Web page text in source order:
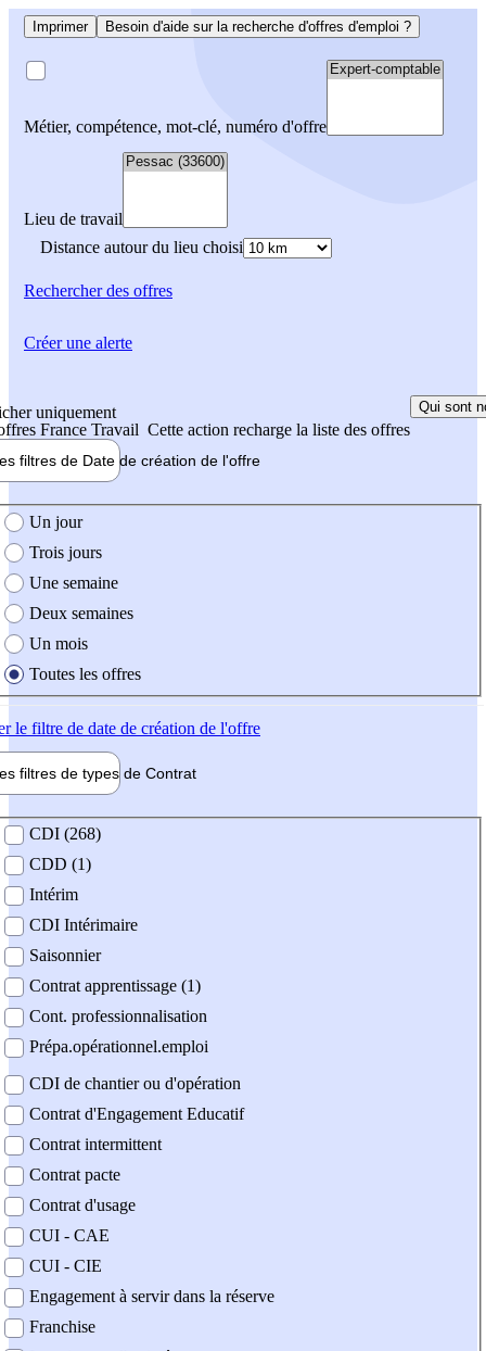
Imprimer Besoin d'aide sur la recherche d'offres d'emploi ?
Métier, compétence, mot-clé, numéro d'offre
Lieu de travail
Distance autour du lieu choisi
Rechercherdes offres
uniquement
France Travail Cette action recharge la liste des offres
Qui sont
filtres de Date de création de l'offre
création de l'offre
Un jour
Trois jours
Une semaine
Deux semaines
Un mois
Toutes les offres
le filtre de date de création de l'offre
filtres de types de Contrat
contrat
CDI (268)
CDD (1)
Intérim
CDI Intérimaire
Saisonnier
Contrat apprentissage (1)
Cont. professionnalisation
Prépa.opérationnel.emploi
CDI de chantier ou d'opération
Contrat d'Engagement Educatif
Contrat intermittent
Contrat pacte
Contrat d'usage
CUI - CAE
CUI - CIE
Engagement à servir dans la réserve
Franchise
Créer une alerte